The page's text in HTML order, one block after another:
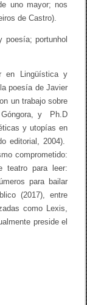
uno mayor; nos
de Castro).
portunhol
en Lingüística y
poesía de Javier
un trabajo sobre
y Ph.D
y utopías en
editorial, 2004).
comprometido:
teatro para leer:
para bailar
(2017), entre
como Lexis,
preside el